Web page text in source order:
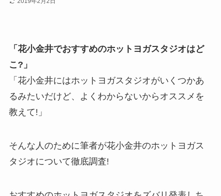
「花小金井でおすすめのホットヨガスタジオはど
こ?」
「花小金井にはホットヨガスタジオがいくつかあ
るみたいだけど、よくわからないからオススメを
教えて!」
そんな人のために筆者が花小金井のホットヨガス
タジオについて徹底調査!